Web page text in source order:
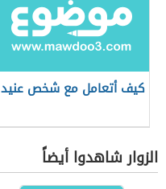
كيف أتعامل مع شخص عنيد
الزوار شاهدوا أيضاً